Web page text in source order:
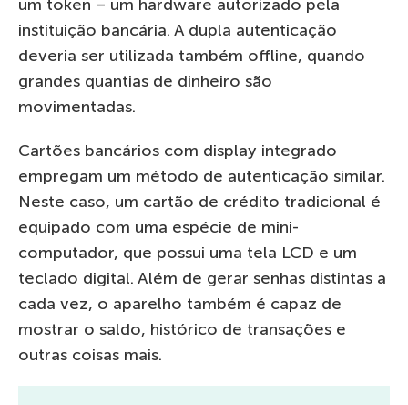
um token – um hardware autorizado pela
instituição bancária. A dupla autenticação
deveria ser utilizada também offline, quando
grandes quantias de dinheiro são
movimentadas.
Cartões bancários com display integrado
empregam um método de autenticação similar.
Neste caso, um cartão de crédito tradicional é
equipado com uma espécie de mini-
computador, que possui uma tela LCD e um
teclado digital. Além de gerar senhas distintas a
cada vez, o aparelho também é capaz de
mostrar o saldo, histórico de transações e
outras coisas mais.